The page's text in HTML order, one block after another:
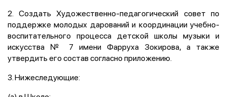
2. Создать Художественно-педагогический совет по
поддержке молодых дарований и координации учебно-
воспитательного процесса детской школы музыки и
искусства № 7 имени Фарруха Зокирова, а также
утвердить его состав согласно приложению.
3. Нижеследующие: